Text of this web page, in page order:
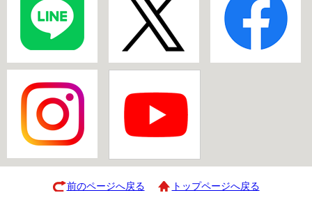
前のページへ戻る トップページへ戻る